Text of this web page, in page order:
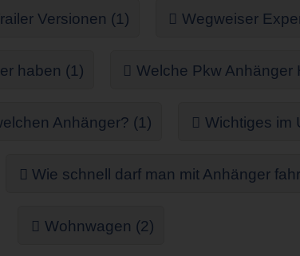
Versionen (1) Wegweiser
haben (1) Welche Pkw Anhänger
Anhänger? (1) Wichtiges im
Wie schnell darf man mit Anhänger
Wohnwagen (2)